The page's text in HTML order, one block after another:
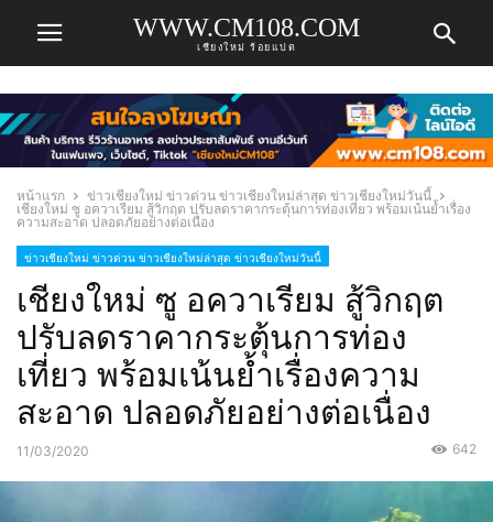
WWW.CM108.COM
เชียงใหม่ ร้อยแปด
หน้าแรก
ข่าวเชียงใหม่ ข่าวด่วน ข่าวเชียงใหม่ล่าสุด ข่าวเชียงใหม่วันนี้
เชียงใหม่ ซู อควาเรียม สู้วิกฤต ปรับลดราคากระตุ้นการท่องเที่ยว พร้อมเน้นย้ำเรื่อง
ความสะอาด ปลอดภัยอย่างต่อเนื่อง
ข่าวเชียงใหม่ ข่าวด่วน ข่าวเชียงใหม่ล่าสุด ข่าวเชียงใหม่วันนี้
เชียงใหม่ ซู อควาเรียม สู้วิกฤต
ปรับลดราคากระตุ้นการท่อง
เที่ยว พร้อมเน้นย้ำเรื่องความ
สะอาด ปลอดภัยอย่างต่อเนื่อง
11/03/2020 642